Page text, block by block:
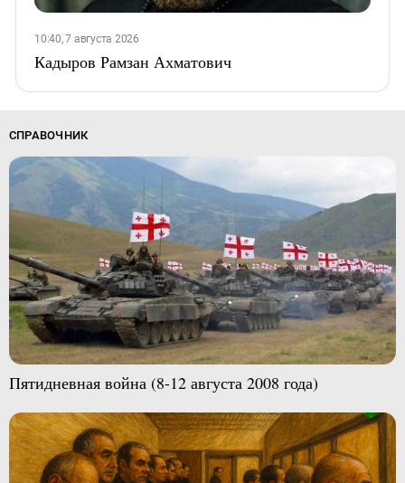
10:40, 7 августа 2026
Кадыров Рамзан Ахматович
СПРАВОЧНИК
Пятидневная война (8-12 августа 2008 года)